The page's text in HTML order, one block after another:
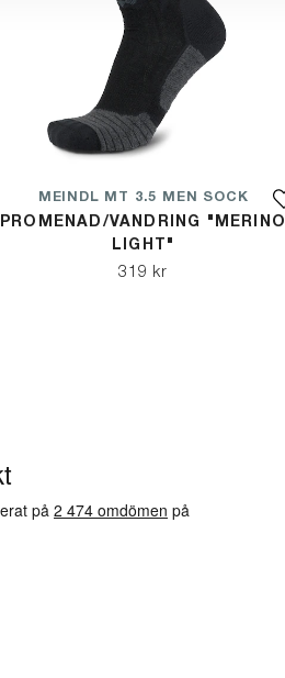
MEINDL MT 3.5 MEN SOCK
PROMENAD/VANDRING "MERINO
LIGHT"
319 kr